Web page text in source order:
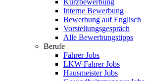
Kurzbewerbung
Interne Bewerbung
Bewerbung auf Englisch
Vorstellungsgespräch
Alle Bewerbungstipps
Berufe
Fahrer Jobs
LKW-Fahrer Jobs
Hausmeister Jobs